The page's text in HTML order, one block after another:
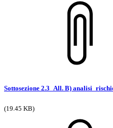
Sottosezione 2.3_All. B)
(19.45 KB)